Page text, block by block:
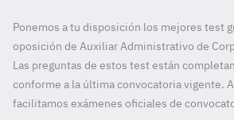
Ponemos a tu disposición los mejores test
oposición de Auxiliar Administrativo de
Las preguntas de estos test están
conforme a la última convocatoria vigente.
facilitamos exámenes oficiales de